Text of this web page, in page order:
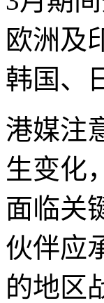
欧洲及
韩国、
港媒注
生变化
面临关
伙伴应
的地区